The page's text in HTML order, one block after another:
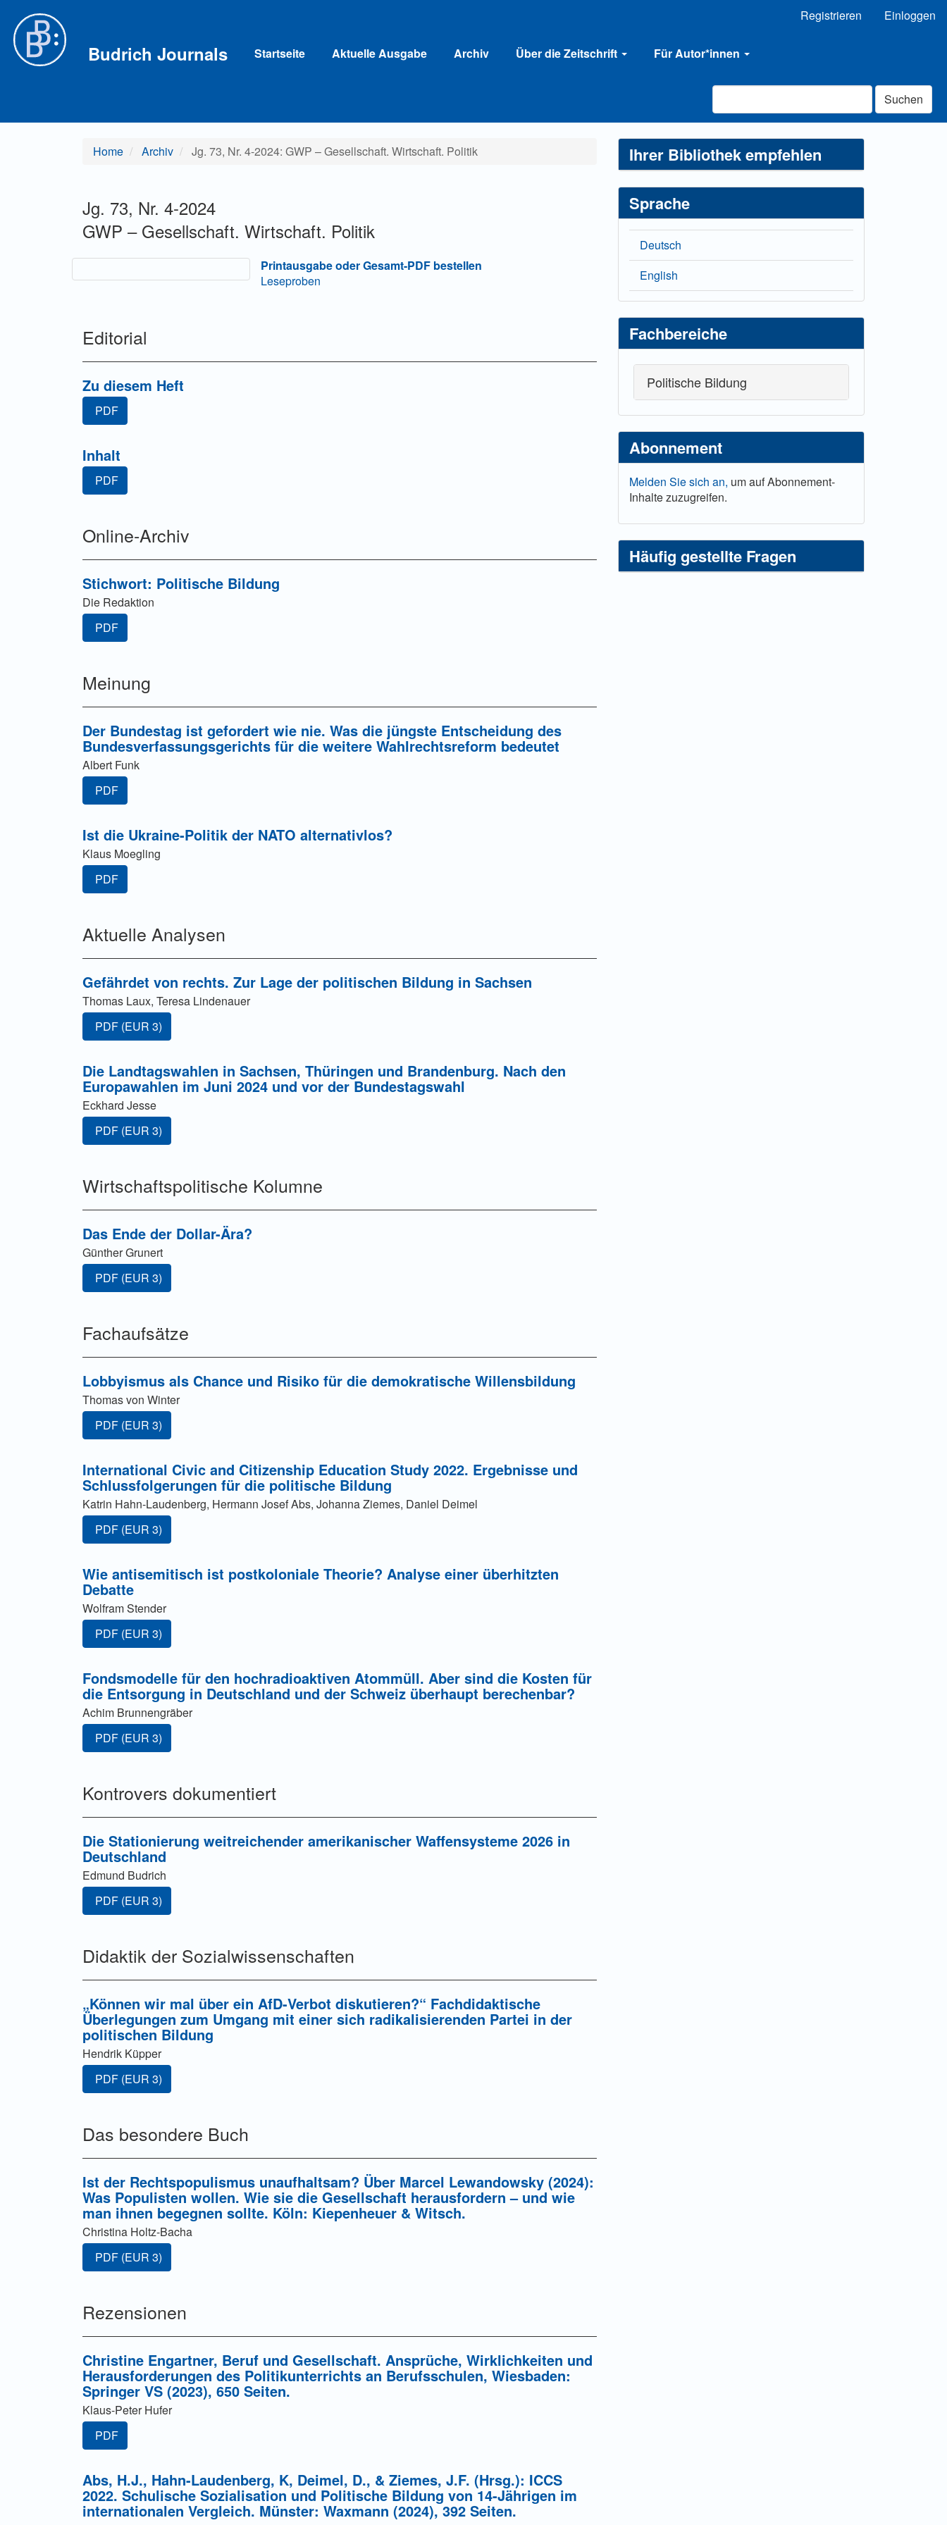
Hauptinhalt
Sidebar
Registrieren Einloggen
Budrich Journals Startseite Aktuelle Ausgabe Archiv Über die Zeitschrift Für Autor*innen
Suchen
Home Archiv Jg. 73, Nr. 4-2024: GWP – Gesellschaft. Wirtschaft. Politik
Jg. 73, Nr. 4-2024
GWP – Gesellschaft. Wirtschaft. Politik
Printausgabe oder Gesamt-PDF bestellen
Leseproben
Editorial
Zu diesem Heft
PDF
Inhalt
PDF
Online-Archiv
Stichwort: Politische Bildung
Die Redaktion
PDF
Meinung
Der Bundestag ist gefordert wie nie. Was die jüngste Entscheidung des
Bundesverfassungsgerichts für die weitere Wahlrechtsreform bedeutet
Albert Funk
PDF
Ist die Ukraine-Politik der NATO alternativlos?
Klaus Moegling
PDF
Aktuelle Analysen
Gefährdet von rechts. Zur Lage der politischen Bildung in Sachsen
Thomas Laux, Teresa Lindenauer
Zugang für Abonnent/innen oder durch Zahlung einer Gebühr
PDF (EUR 3)
Die Landtagswahlen in Sachsen, Thüringen und Brandenburg. Nach den
Europawahlen im Juni 2024 und vor der Bundestagswahl
Eckhard Jesse
Zugang für Abonnent/innen oder durch Zahlung einer Gebühr
PDF (EUR 3)
Wirtschaftspolitische Kolumne
Das Ende der Dollar-Ära?
Günther Grunert
Zugang für Abonnent/innen oder durch Zahlung einer Gebühr
PDF (EUR 3)
Fachaufsätze
Lobbyismus als Chance und Risiko für die demokratische Willensbildung
Thomas von Winter
Zugang für Abonnent/innen oder durch Zahlung einer Gebühr
PDF (EUR 3)
International Civic and Citizenship Education Study 2022. Ergebnisse und
Schlussfolgerungen für die politische Bildung
Katrin Hahn-Laudenberg, Hermann Josef Abs, Johanna Ziemes, Daniel Deimel
Zugang für Abonnent/innen oder durch Zahlung einer Gebühr
PDF (EUR 3)
Wie antisemitisch ist postkoloniale Theorie? Analyse einer überhitzten
Debatte
Wolfram Stender
Zugang für Abonnent/innen oder durch Zahlung einer Gebühr
PDF (EUR 3)
Fondsmodelle für den hochradioaktiven Atommüll. Aber sind die Kosten für
die Entsorgung in Deutschland und der Schweiz überhaupt berechenbar?
Achim Brunnengräber
Zugang für Abonnent/innen oder durch Zahlung einer Gebühr
PDF (EUR 3)
Kontrovers dokumentiert
Die Stationierung weitreichender amerikanischer Waffensysteme 2026 in
Deutschland
Edmund Budrich
Zugang für Abonnent/innen oder durch Zahlung einer Gebühr
PDF (EUR 3)
Didaktik der Sozialwissenschaften
„Können wir mal über ein AfD-Verbot diskutieren?“ Fachdidaktische
Überlegungen zum Umgang mit einer sich radikalisierenden Partei in der
politischen Bildung
Hendrik Küpper
Zugang für Abonnent/innen oder durch Zahlung einer Gebühr
PDF (EUR 3)
Das besondere Buch
Ist der Rechtspopulismus unaufhaltsam? Über Marcel Lewandowsky (2024):
Was Populisten wollen. Wie sie die Gesellschaft herausfordern – und wie
man ihnen begegnen sollte. Köln: Kiepenheuer & Witsch.
Christina Holtz-Bacha
Zugang für Abonnent/innen oder durch Zahlung einer Gebühr
PDF (EUR 3)
Rezensionen
Christine Engartner, Beruf und Gesellschaft. Ansprüche, Wirklichkeiten und
Herausforderungen des Politikunterrichts an Berufsschulen, Wiesbaden:
Springer VS (2023), 650 Seiten.
Klaus-Peter Hufer
PDF
Abs, H.J., Hahn-Laudenberg, K, Deimel, D., & Ziemes, J.F. (Hrsg.): ICCS
2022. Schulische Sozialisation und Politische Bildung von 14-Jährigen im
internationalen Vergleich. Münster: Waxmann (2024), 392 Seiten.
Ihrer Bibliothek empfehlen
Sprache
Deutsch
English
Fachbereiche
Politische Bildung
Abonnement
Melden Sie sich an, um auf Abonnement-
Inhalte zuzugreifen.
Häufig gestellte Fragen